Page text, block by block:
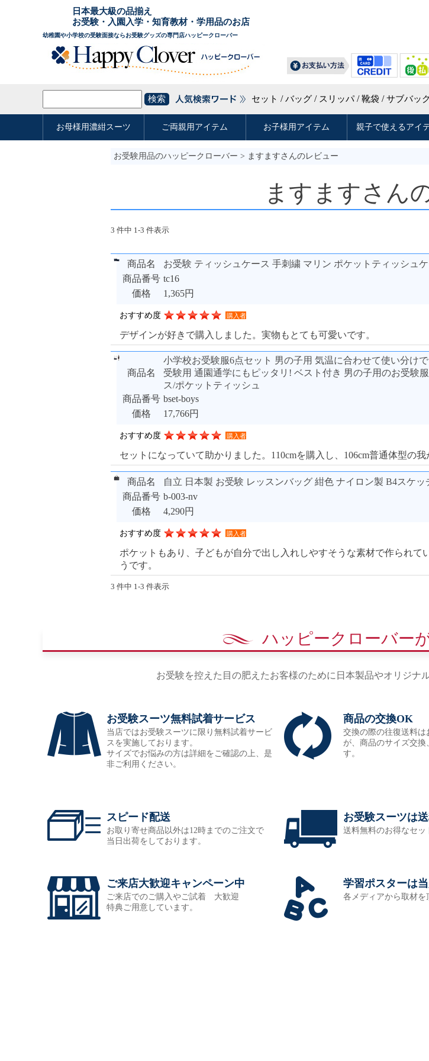
お受験用品のハッピークローバー > ますますさんのレビュー
ますますさん
3 件中 1-3 件表示
商品名
お受験 ティッシュケース 手刺繍 マリン ポケットティッシュ
商品番号 tc16
価格
1,365円
おすすめ度 購入者
デザインが好きで購入しました。実物もとても可愛いです。
商品名
小学校お受験服6点セット 男の子用 気温に合わせて使い分け
受験用 通園通学にもピッタリ! ベスト付き 男の子用のお受験
ス/ポケットティッシュ
商品番号 bset-boys
価格
17,766円
おすすめ度 購入者
セットになっていて助かりました。110cmを購入し、106cm普通体型の我
商品名
自立 日本製 お受験 レッスンバッグ 紺色 ナイロン製 B4スケッ
商品番号 b-003-nv
価格
4,290円
おすすめ度 購入者
ポケットもあり、子どもが自分で出し入れしやすそうな素材で作られ
うです。
3 件中 1-3 件表示
ハッピークローバー
お受験を控えた目の肥えたお客様のために日本製品やオリジナ
お受験スーツ無料試着サービス
当店ではお受験スーツに限り無料試着サービ
スを実施しております。
サイズでお悩みの方は詳細をご確認の上、是
非ご利用ください。
商品の交換OK
交換の際の往復送料は
が、商品のサイズ交換
す。
スピード配送
お取り寄せ商品以外は12時までのご注文で
当日出荷をしております。
お受験スーツは
送料無料のお得なセッ
ご来店大歓迎キャンペーン中
ご来店でのご購入やご試着 大歓迎
特典ご用意しています。
学習ポスターは
各メディアから取材を